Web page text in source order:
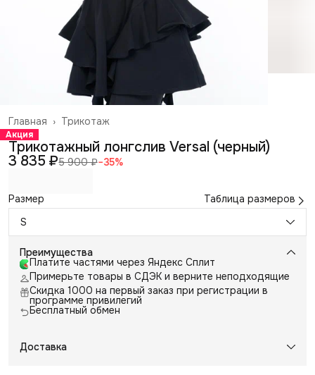
Трикотаж
Главная ›
Акция
Трикотажный лонгслив Versal (черный)
3 835 ₽5 900 ₽−35%
Размер
Таблица размеров
S
Преимущества
Платите частями через Яндекс Сплит
Примерьте товары в СДЭК и верните неподходящие
Скидка 1000 на первый заказ при регистрации в
программе привилегий
Бесплатный обмен
Доставка